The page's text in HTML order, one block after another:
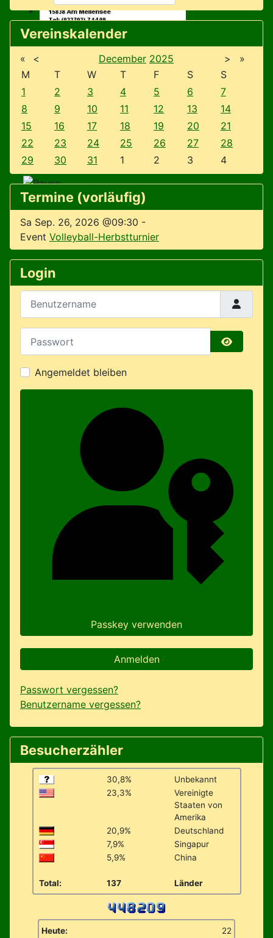
Vereinskalender
« < December 2025 >
»
M
T W T F S
S
1
2 3 4 5 6
7
8
9 10 11 12 13
14
15
16 17 18 19 20
21
22
23 24 25 26 27
28
29
30 31 1 2 3 4
Termine (vorläufig)
Sa Sep. 26, 2026 @09:30 -
Event Volleyball-Herbstturnier
Login
Passwort
Angemeldet bleiben
Passkey verwenden
Anmelden
Passwort vergessen?
Benutzername vergessen?
Besucherzähler
30,8%
Unbekannt
23,3%
Vereinigte
Staaten von
Amerika
20,9%
Deutschland
7,9%
Singapur
5,9%
China
Total: 137 Länder
Heute: 22